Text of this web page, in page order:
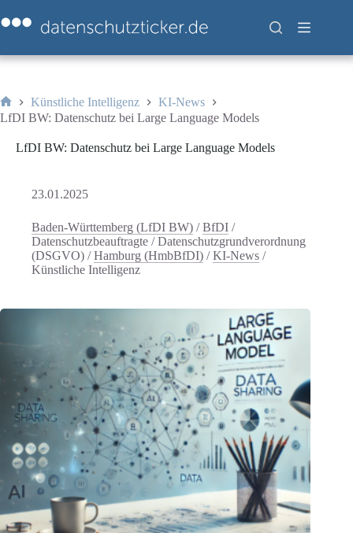
Inhalt
springen
Start
Künstliche Intelligenz
KI-News
LfDI BW: Datenschutz bei Large Language Models
LfDI BW: Datenschutz bei Large Language Models
23.01.2025
Baden-Württemberg (LfDI BW) /BfDI /
Datenschutzbeauftragte /Datenschutzgrundverordnung
(DSGVO) /Hamburg (HmbBfDI) /KI-News /
Künstliche Intelligenz